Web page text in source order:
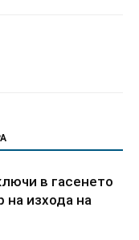
в гасенето
на изхода на